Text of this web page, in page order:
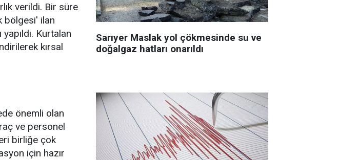
verildi. Bir süre
bölgesi' ilan
Kurtalan
kırsal
önemli olan
ve personel
birliğe çok
için hazır
Sarıyer Maslak yol çökmesinde su ve
doğalgaz hatları onarıldı